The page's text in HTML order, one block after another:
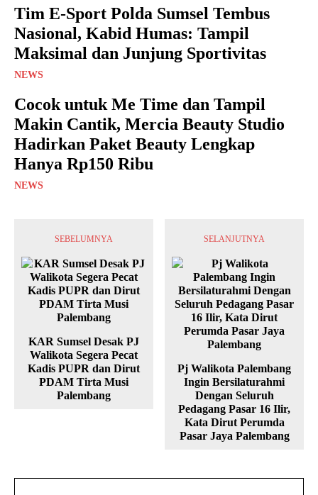
Tim E-Sport Polda Sumsel Tembus
Nasional, Kabid Humas: Tampil
Maksimal dan Junjung Sportivitas
NEWS
Cocok untuk Me Time dan Tampil
Makin Cantik, Mercia Beauty Studio
Hadirkan Paket Beauty Lengkap
Hanya Rp150 Ribu
NEWS
SEBELUMNYA
KAR Sumsel Desak PJ
Walikota Segera Pecat
Kadis PUPR dan Dirut
PDAM Tirta Musi
Palembang
SELANJUTNYA
Pj Walikota Palembang
Ingin Bersilaturahmi
Dengan Seluruh
Pedagang Pasar 16 Ilir,
Kata Dirut Perumda
Pasar Jaya Palembang